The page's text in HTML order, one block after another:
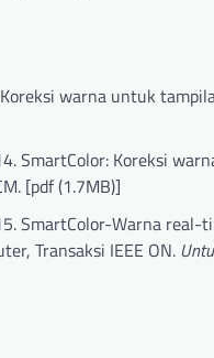
warna untuk
SmartColor: Koreksi
[pdf (1.7MB)]
SmartColor-Warna
Transaksi IEEE ON.